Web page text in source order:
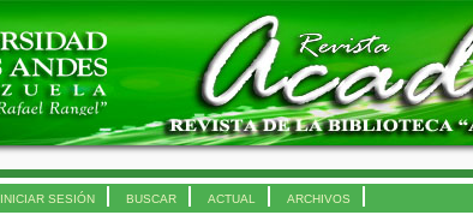
INICIAR SESIÓN BUSCAR ACTUAL ARCHIVOS